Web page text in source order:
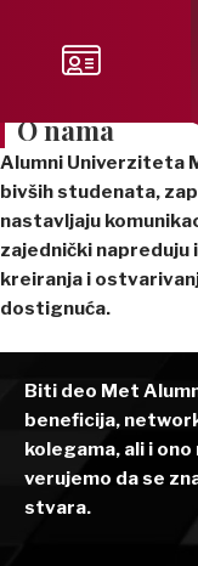
O nama
Alumni Univerziteta
bivših studenata,
nastavljaju
zajednički napreduju
kreiranja i
dostignuća.
Biti deo Met
beneficija,
kolegama, ali i
verujemo da se
stvara.